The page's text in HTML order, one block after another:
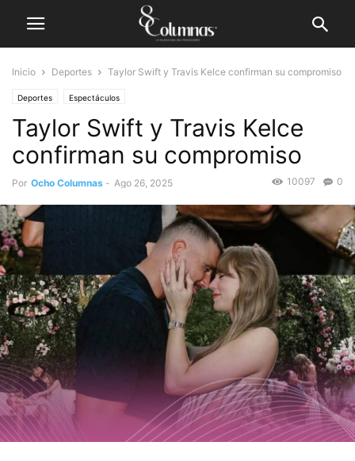
Inicio Deportes Taylor Swift y Travis Kelce confirman su compromiso
Deportes Espectáculos
Taylor Swift y Travis Kelce
confirman su compromiso
Por Ocho Columnas - Ago 26, 2025 0
10097